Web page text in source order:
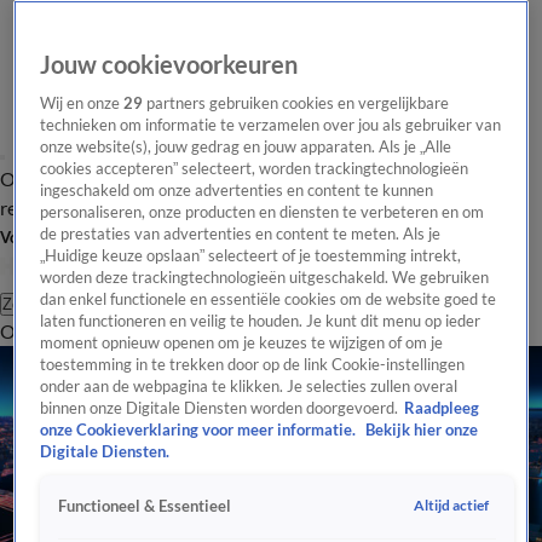
Overzicht Laatste nieuws Regionieuws Het beste van Hart
Tip de
redactie
Volg Hart van Nederland
Zoeken
OverzichtRegioUitzendingenWeerTip de redactiePanelVideo's
Jouw cookievoorkeuren
Wij en onze29 partners gebruiken cookies en vergelijkbare
technieken om informatie te verzamelen over jou als gebruiker van
onze website(s), jouw gedrag en jouw apparaten. Als je „Alle
cookies accepteren” selecteert, worden trackingtechnologieën
ingeschakeld om onze advertenties en content te kunnen
personaliseren, onze producten en diensten te verbeteren en om
de prestaties van advertenties en content te meten. Als je
„Huidige keuze opslaan” selecteert of je toestemming intrekt,
worden deze trackingtechnologieën uitgeschakeld. We gebruiken
dan enkel functionele en essentiële cookies om de website goed te
laten functioneren en veilig te houden. Je kunt dit menu op ieder
moment opnieuw openen om je keuzes te wijzigen of om je
toestemming in te trekken door op de link Cookie-instellingen
onder aan de webpagina te klikken. Je selecties zullen overal
binnen onze Digitale Diensten worden doorgevoerd. Raadpleeg
onze Cookieverklaring voor meer informatie.
Bekijk hier onze
Digitale Diensten.
Functioneel & Essentieel Altijd actief